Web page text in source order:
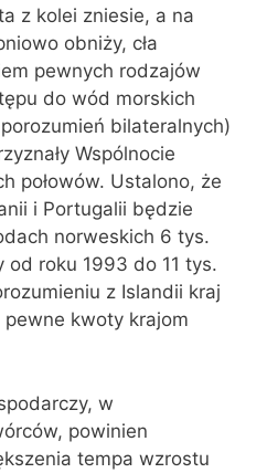
z kolei zniesie, a na
obniży, cła
pewnych rodzajów
do wód morskich
bilateralnych)
Wspólnocie
połowów. Ustalono, że
i Portugalii będzie
norweskich 6 tys.
roku 1993 do 11 tys.
z Islandii kraj
kwoty krajom
w
powinien
tempa wzrostu